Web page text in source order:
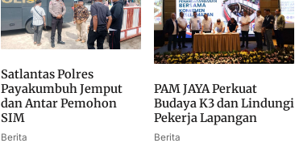
Satlantas Polres
Payakumbuh Jemput
dan Antar Pemohon
SIM
Berita
PAM JAYA Perkuat
Budaya K3 dan Lindungi
Pekerja Lapangan
Berita